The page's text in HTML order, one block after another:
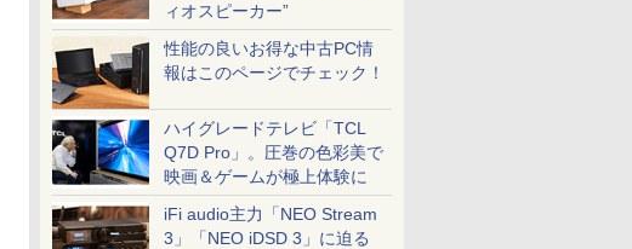
ィオスピーカー”
性能の良いお得な中古PC情
報はこのページでチェック！
ハイグレードテレビ「TCL
Q7D Pro」。圧巻の色彩美で
映画＆ゲームが極上体験に
iFi audio主力「NEO Stream
3」「NEO iDSD 3」に迫る